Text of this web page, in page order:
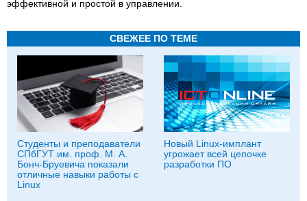
эффективной и простой в управлении.
СВЕЖЕЕ ПО ТЕМЕ
Студенты и преподаватели
СПбГУТ им. проф. М. А.
Бонч-Бруевича показали
отличные навыки работы с
Linux
Новый Linux-имплант
угрожает всей цепочке
разработки ПО